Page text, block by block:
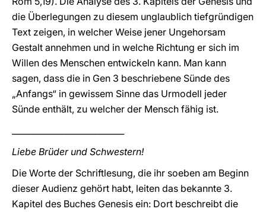
die Überlegungen zu diesem unglaublich tiefgründigen
Text zeigen, in welcher Weise jener Ungehorsam
Gestalt annehmen und in welche Richtung er sich im
Willen des Menschen entwickeln kann. Man kann
sagen, dass die in Gen 3 beschriebene Sünde des
„Anfangs“ in gewissem Sinne das Urmodell jeder
Sünde enthält, zu welcher der Mensch fähig ist.
Liebe Brüder und Schwestern!
Die Worte der Schriftlesung, die ihr soeben am Beginn
dieser Audienz gehört habt, leiten das bekannte 3.
Kapitel des Buches Genesis ein: Dort beschreibt die